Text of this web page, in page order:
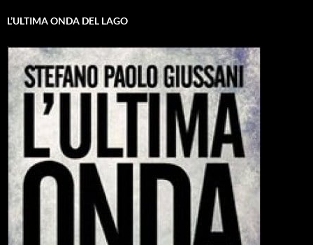
L’ULTIMA ONDA DEL LAGO